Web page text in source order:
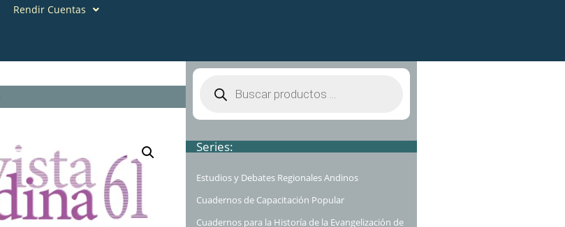
Rendir Cuentas
Series:
Estudios y Debates Regionales Andinos
Cuadernos de Capacitación Popular
Cuadernos para la Historía de la Evangelización de